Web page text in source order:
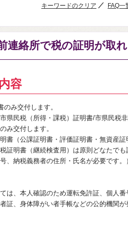
キーワードのクリア FAQ一
連絡所で税の証明が取
容
み交付します。
県民税（所得・課税）証明書/市県民税
み交付します。
書（公課証明書・評価証明書・無資産
証明書（継続検査用）は原則どなたでも
税義務者の住所・氏名が必要です。
は、本人確認のため運転免許証、個人
証、身体障がい者手帳などの公的機関が